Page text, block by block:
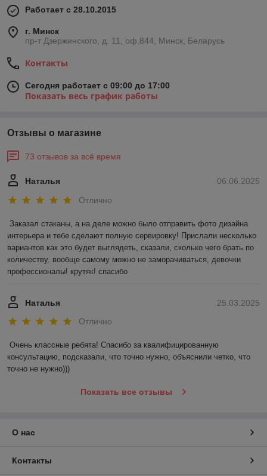
Работает с 28.10.2015
г. Минск
пр-т Дзержинского, д. 11, оф.844, Минск, Беларусь
Контакты
Сегодня работает с 09:00 до 17:00
Показать весь график работы
Отзывы о магазине
73 отзывов за всё время
06.06.2025
Наталья
Отлично
Заказал стаканы, а на деле можно было отправить фото дизайна
интерьера и тебе сделают полную сервировку! Прислали несколько
вариантов как это будет выглядеть, сказали, сколько чего брать по
количеству. вообще самому можно не заморачиваться, девочки
профессионалы! крутяк! спасибо
25.03.2025
Наталья
Отлично
Очень классные ребята! Спасибо за квалифицированную
консультацию, подсказали, что точно нужно, объяснили четко, что
точно не нужно)))
Показать все отзывы
О нас
Контакты